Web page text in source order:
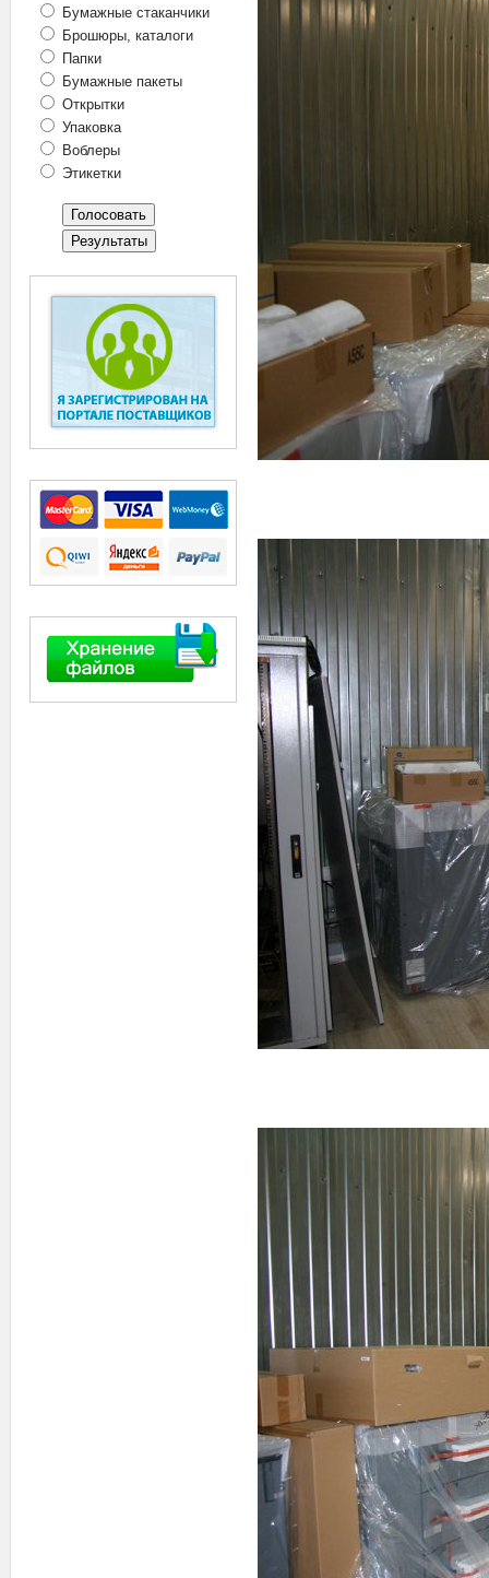
Бумажные стаканчики
Брошюры, каталоги
Папки
Бумажные пакеты
Открытки
Упаковка
Воблеры
Этикетки